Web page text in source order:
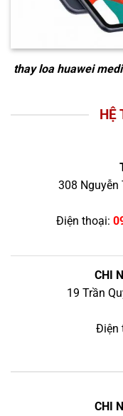
thay loa huawei
HỆ
308 Nguyễn
Điện thoại:
CHI
19 Trần
Điện
CHI